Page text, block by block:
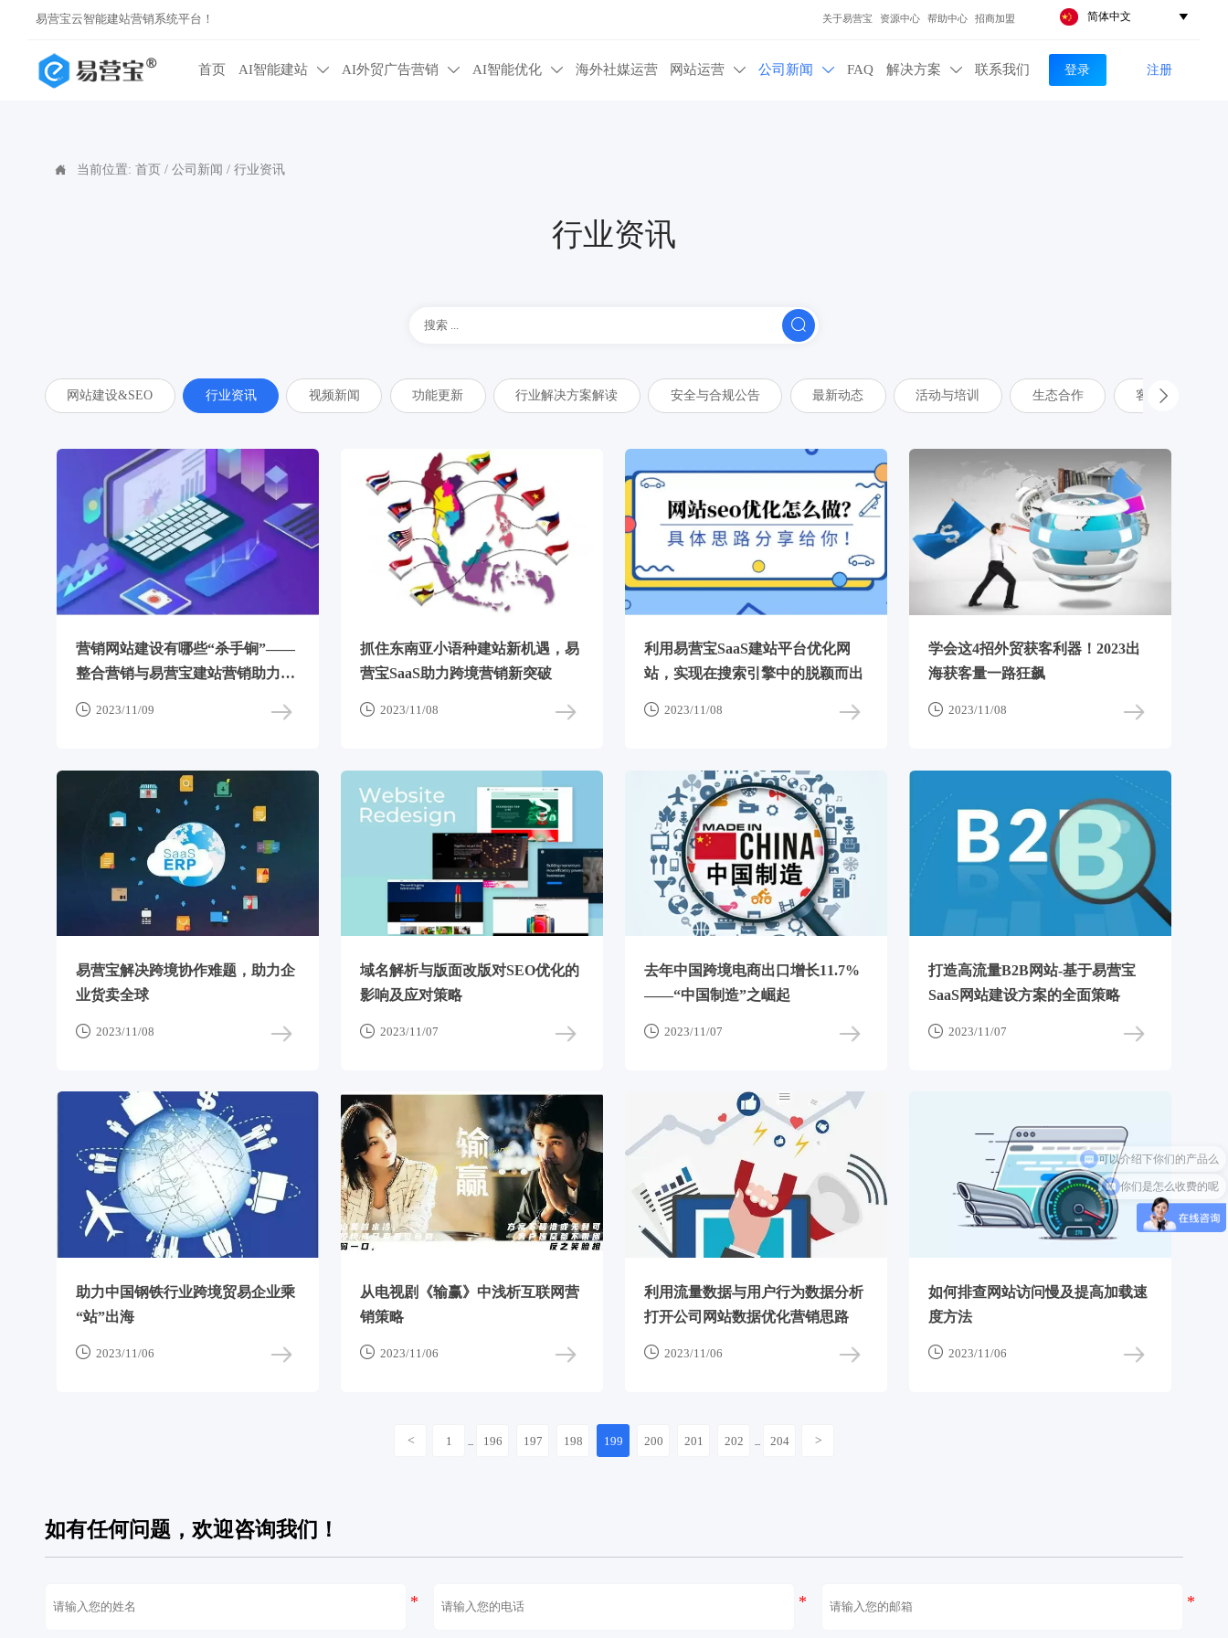
易营宝云智能建站营销系统平台！ 关于易营宝 资源中心 帮助中心 招商加盟 简体中文 
首页 AI智能建站  AI外贸广告营销  AI智能优化  海外社媒运营 网站运营  公司新闻  FAQ 解决方案  联系我们 登录 注册
 当前位置: 首页/ 公司新闻 / 行业资讯
行业资讯

网站建设&SEO 行业资讯 视频新闻 功能更新 行业解决方案解读 安全与合规公告 最新动态 活动与培训 生态合作 客户案例

营销网站建设有哪些“杀手锏”——
整合营销与易营宝建站营销助力外
 2023/11/09
抓住东南亚小语种建站新机遇，易
营宝SaaS助力跨境营销新突破
 2023/11/08
利用易营宝SaaS建站平台优化网
站，实现在搜索引擎中的脱颖而出
 2023/11/08
学会这4招外贸获客利器！2023出
海获客量一路狂飙
 2023/11/08
易营宝解决跨境协作难题，助力企
业货卖全球
 2023/11/08
域名解析与版面改版对SEO优化的
影响及应对策略
 2023/11/07
去年中国跨境电商出口增长11.7%
——“中国制造”之崛起
 2023/11/07
打造高流量B2B网站-基于易营宝
SaaS网站建设方案的全面策略
 2023/11/07
助力中国钢铁行业跨境贸易企业乘
“站”出海
 2023/11/06
从电视剧《输赢》中浅析互联网营
销策略
 2023/11/06
利用流量数据与用户行为数据分析
打开公司网站数据优化营销思路
 2023/11/06
如何排查网站访问慢及提高加载速
度方法
 2023/11/06
< 1 ... 196 197 198 199 200 201 202 ... 204 >
如有任何问题，欢迎咨询我们！
你们是怎么收费的呢